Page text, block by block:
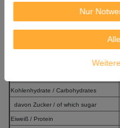
Durchschnittliche
Fett / Fat
davon gesättigte Fettsäuren /
Kohlenhydrate / Carbohydrates
davon Zucker / of which sugar
Eiweiß / Protein
Nur